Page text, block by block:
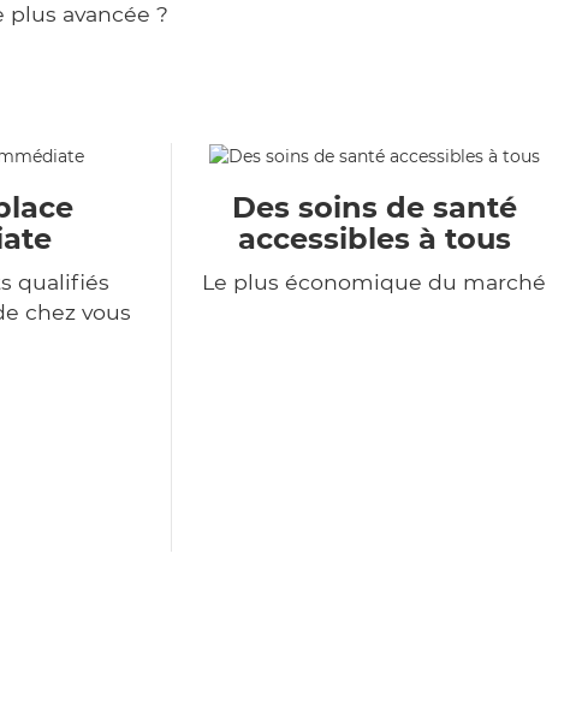
avancée ?
qualifiés
chez vous
Des soins de santé
accessibles à tous
Le plus économique du marché